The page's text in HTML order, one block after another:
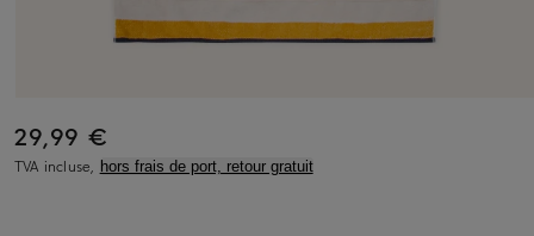
29,99 €
TVA incluse, hors frais de port, retour gratuit